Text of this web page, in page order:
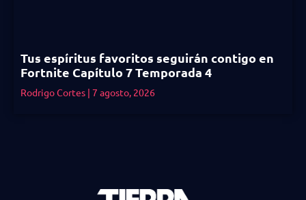
Tus espíritus favoritos seguirán contigo en
Fortnite Capítulo 7 Temporada 4
Rodrigo Cortes 7 agosto, 2026